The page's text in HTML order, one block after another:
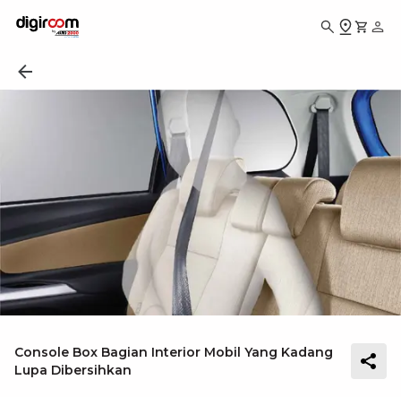
Console Box Bagian Interior Mobil Yang Kadang
Lupa Dibersihkan